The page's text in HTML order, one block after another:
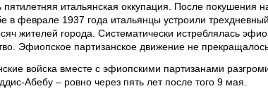
итальянская оккупация. После покушения
в феврале 1937 года итальянцы устроили
жителей города. Систематически истреблялась
Эфиопское партизанское движение не
войска вместе с эфиопскими партизанами
Абебу – ровно через пять лет после того 9 мая.